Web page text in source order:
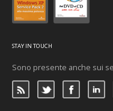
STAY IN TOUCH
Sono presente anche sui